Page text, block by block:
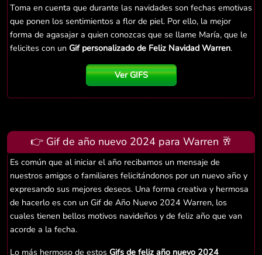
Toma en cuenta que durante las navidades son fechas emotivas
que ponen los sentimientos a flor de piel. Por ello, la mejor
forma de agasajar a quien conozcas que se llame María, que le
felicites con un Gif personalizado de Feliz Navidad Warren.
Ver GIFS
👉 Gif de año nuevo 2024 para Warren 🥂
Es común que al iniciar el año recibamos un mensaje de
nuestros amigos o familiares felicitándonos por un nuevo año y
expresando sus mejores deseos. Una forma creativa y hermosa
de hacerlo es con un Gif de Año Nuevo 2024 Warren, los
cuales tienen bellos motivos navideños y de feliz año que van
acorde a la fecha.
Lo más hermoso de estos Gifs de feliz año nuevo 2024